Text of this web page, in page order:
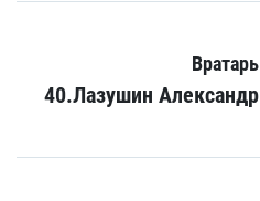
Вратарь
40.Лазушин Александр